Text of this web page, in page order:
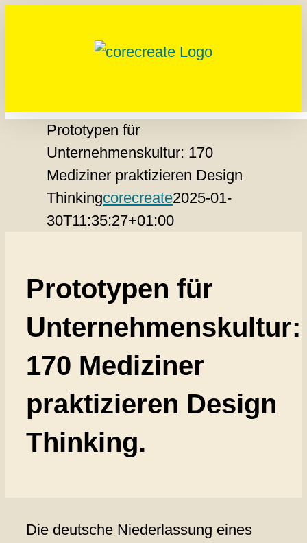
Prototypen für
Unternehmenskultur: 170
Mediziner praktizieren Design
Thinkingcorecreate2025-01-
30T11:35:27+01:00
Prototypen für
Unternehmenskultur:
170 Mediziner
praktizieren Design
Thinking.
Die deutsche Niederlassung eines